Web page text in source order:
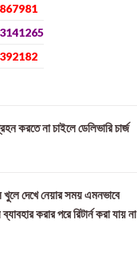
করতে না চাইলে ডেলিভারি চার্জ
খুলে দেখে নেয়ার সময় এমনভাবে
করার পরে রিটার্ন করা যায় না